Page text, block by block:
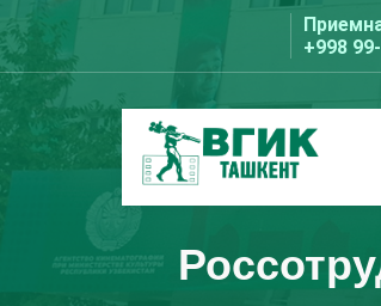
Перейти
к
содержимому
+998
ВГИК Ташкент